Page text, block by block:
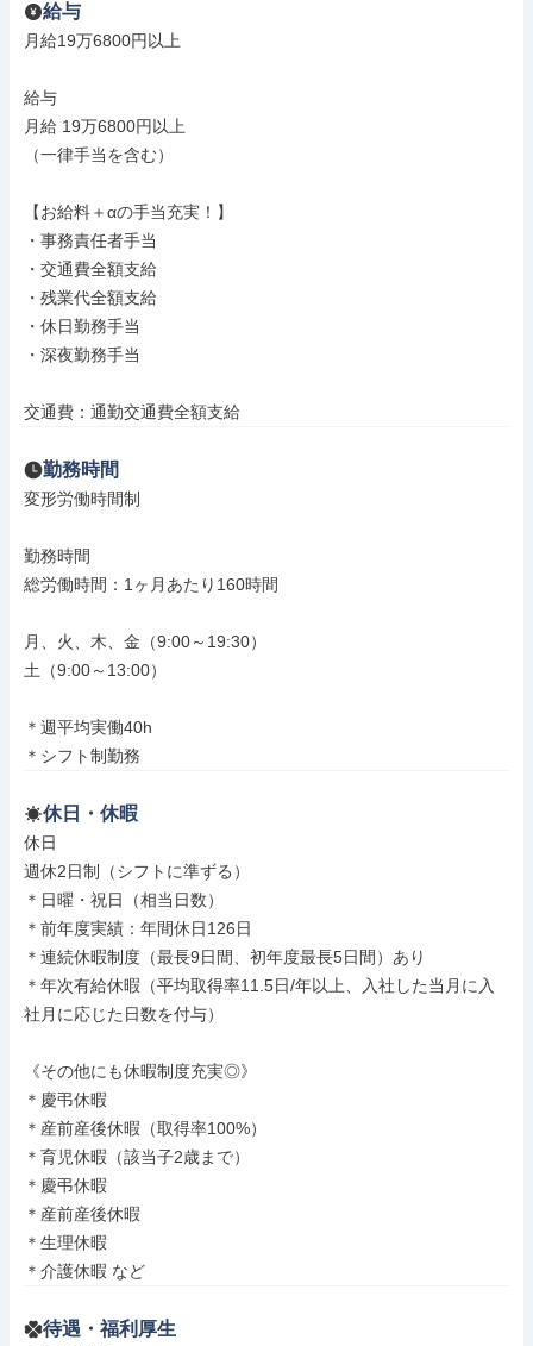
給与
月給19万6800円以上
給与
月給 19万6800円以上
（一律手当を含む）
【お給料＋αの手当充実！】
・事務責任者手当
・交通費全額支給
・残業代全額支給
・休日勤務手当
・深夜勤務手当
交通費：通勤交通費全額支給
勤務時間
変形労働時間制
勤務時間
総労働時間：1ヶ月あたり160時間
月、火、木、金（9:00～19:30）
土（9:00～13:00）
＊週平均実働40h
＊シフト制勤務
休日・休暇
休日
週休2日制（シフトに準ずる）
＊日曜・祝日（相当日数）
＊前年度実績：年間休日126日
＊連続休暇制度（最長9日間、初年度最長5日間）あり
＊年次有給休暇（平均取得率11.5日/年以上、入社した当月に入
社月に応じた日数を付与）
《その他にも休暇制度充実◎》
＊慶弔休暇
＊産前産後休暇（取得率100%）
＊育児休暇（該当子2歳まで）
＊慶弔休暇
＊産前産後休暇
＊生理休暇
＊介護休暇 など
待遇・福利厚生